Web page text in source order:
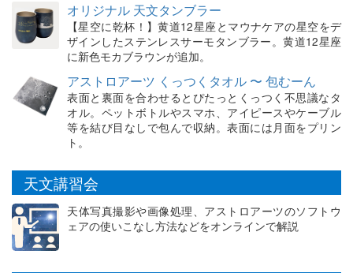
オリジナル 天文タンブラー
【星空に乾杯！】黄道12星座とマウナケアの星空をデ
ザインしたステンレスサーモタンブラー。黄道12星座
に新色モカブラウンが追加。
アストロアーツ くっつくタオル 〜 包むーん
表面と裏面を合わせるとぴたっとくっつく不思議なタ
オル。ペットボトルやスマホ、アイピースやケーブル
等を結び目なしで包んで収納。表面には月面をプリン
ト。
天文講習会
天体写真撮影や画像処理、アストロアーツのソフトウ
ェアの使いこなし方法などをオンラインで解説